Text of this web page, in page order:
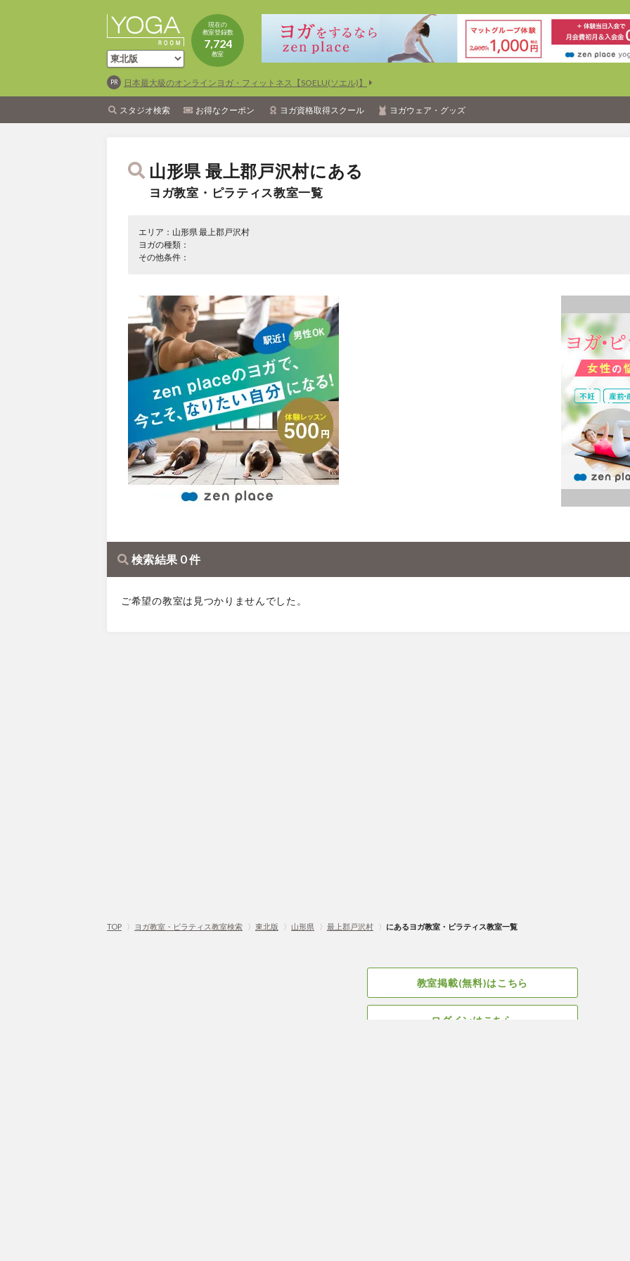
現在の
教室登録数
7,724
教室
日本最大級のオンラインヨガ・フィットネス【SOELU(ソエル)】
スタジオ検索 お得なクーポン ヨガ資格取得スクール ヨガウェア・グッズ
山形県 最上郡戸沢村にある
ヨガ教室・ピラティス教室一覧
エリア：山形県 最上郡戸沢村
ヨガの種類：
その他条件：
検索結果 0 件
ご希望の教室は見つかりませんでした。
TOP 〉 ヨガ教室・ピラティス教室検索 〉 東北版 〉 山形県 〉 最上郡戸沢村 〉 にあるヨガ教室・ピラティス教室一覧
教室掲載(無料)はこちら
ログインはこちら